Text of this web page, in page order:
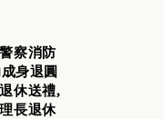
察消防
身退圓
休送禮,
長退休